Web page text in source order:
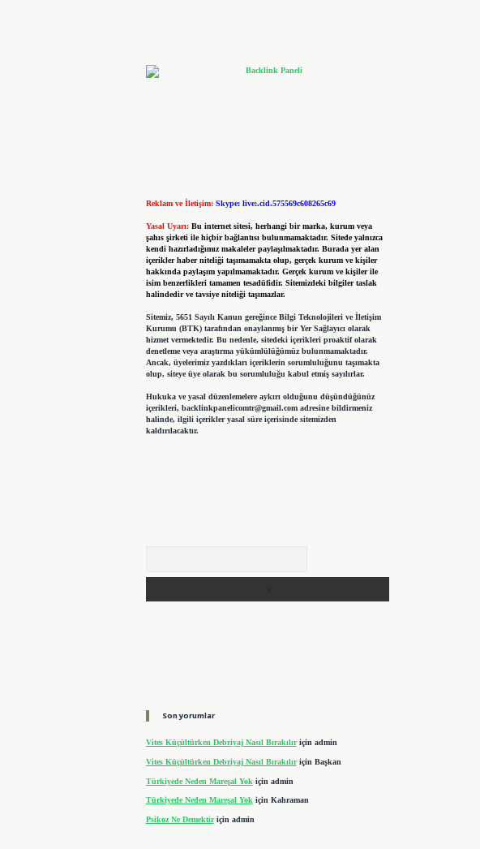
Reklam ve İletişim: Skype: live:.cid.575569c608265c69
Yasal Uyarı: Bu internet sitesi, herhangi bir marka, kurum veya
şahıs şirketi ile hiçbir bağlantısı bulunmamaktadır. Sitede yalnızca
kendi hazırladığımız makaleler paylaşılmaktadır. Burada yer alan
içerikler haber niteliği taşımamakta olup, gerçek kurum ve kişiler
hakkında paylaşım yapılmamaktadır. Gerçek kurum ve kişiler ile
isim benzerlikleri tamamen tesadüfidir. Sitemizdeki bilgiler taslak
halindedir ve tavsiye niteliği taşımazlar.
Sitemiz, 5651 Sayılı Kanun gereğince Bilgi Teknolojileri ve İletişim
Kurumu (BTK) tarafından onaylanmış bir Yer Sağlayıcı olarak
hizmet vermektedir. Bu nedenle, sitedeki içerikleri proaktif olarak
denetleme veya araştırma yükümlülüğümüz bulunmamaktadır.
Ancak, üyelerimiz yazdıkları içeriklerin sorumluluğunu taşımakta
olup, siteye üye olarak bu sorumluluğu kabul etmiş sayılırlar.
Hukuka ve yasal düzenlemelere aykırı olduğunu düşündüğünüz
içerikleri, backlinkpanelicomtr@gmail.comadresine bildirmeniz
halinde, ilgili içerikler yasal süre içerisinde sitemizden
kaldırılacaktır.
Son yorumlar
Vites Küçültürken Debriyaj Nasıl Bırakılıriçin admin
Vites Küçültürken Debriyaj Nasıl Bırakılıriçin Başkan
Türkiyede Neden Mareşal Yok için admin
Türkiyede Neden Mareşal Yokiçin Kahraman
Psikoz Ne Demektiriçin admin